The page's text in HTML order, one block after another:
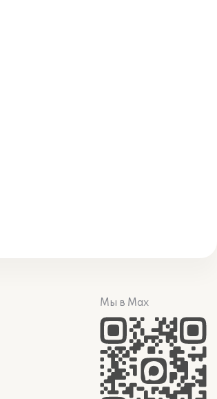
Мы в Max